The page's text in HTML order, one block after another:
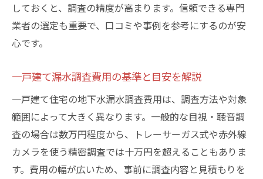
しておくと、調査の精度が高まります。信頼できる専門
業者の選定も重要で、口コミや事例を参考にするのが安
心です。
一戸建て漏水調査費用の基準と目安を解説
一戸建て住宅の地下水漏水調査費用は、調査方法や対象
範囲によって大きく異なります。一般的な目視・聴音調
査の場合は数万円程度から、トレーサーガス式や赤外線
カメラを使う精密調査では十万円を超えることもありま
す。費用の幅が広いため、事前に調査内容と見積もりを